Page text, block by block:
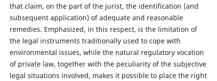
that claim, on the part of the jurist, the identification (and
subsequent application) of adequate and reasonable
remedies. Emphasized, in this respect, is the limitation of
the legal instruments traditionally used to cope with
environmental issues, while the natural regulatory vocation
of private law, together with the peculiarity of the subjective
legal situations involved, makes it possible to place the right